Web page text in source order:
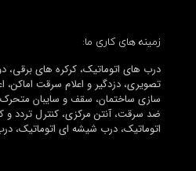
زمینه های کاری ما:
درب های اتوماتیک، کرکره های برقی،
تصویری، دزدگیر و اعلام سرقت اماکن،
سازی ساختمان، سقف و سایبان
ضد سرقت، آنتن مرکزی، کنترل تردد و
اتوماتیک، درب شیشه ای اتوماتیک،